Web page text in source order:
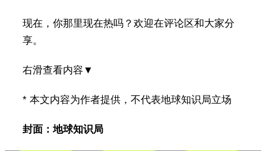
现在，你那里现在热吗？欢迎在评论区和大家分
享。
右滑查看内容▼
* 本文内容为作者提供，不代表地球知识局立场
封面：地球知识局